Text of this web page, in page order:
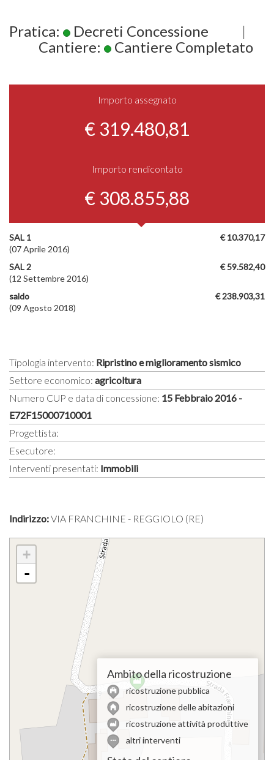
Pratica: Decreti Concessione
|
Cantiere:
Cantiere Completato
Importo assegnato
€ 319.480,81
Importo rendicontato
€ 308.855,88
€ 10.370,17
SAL 1
(07 Aprile 2016)
€ 59.582,40
SAL 2
(12 Settembre 2016)
€ 238.903,31
saldo
(09 Agosto 2018)
Tipologia intervento: Ripristino e miglioramento sismico
Settore economico: agricoltura
Numero CUP e data di concessione: 15 Febbraio 2016 -
E72F15000710001
Progettista:
Esecutore:
Interventi presentati: Immobili
Indirizzo:VIA FRANCHINE - REGGIOLO (RE)
+
-
Ambito della ricostruzione
ricostruzione pubblica
ricostruzione delle abitazioni
ricostruzione attività produttive
altri interventi